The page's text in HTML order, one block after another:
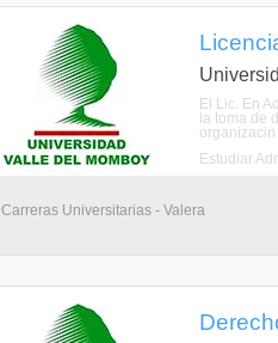
El Lic. En
la toma de
organizacin
Estudiar
Carreras Universitarias - Valera